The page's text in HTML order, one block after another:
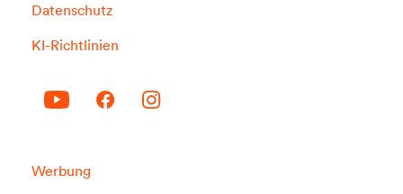
Datenschutz
KI-Richtlinien
Werbung